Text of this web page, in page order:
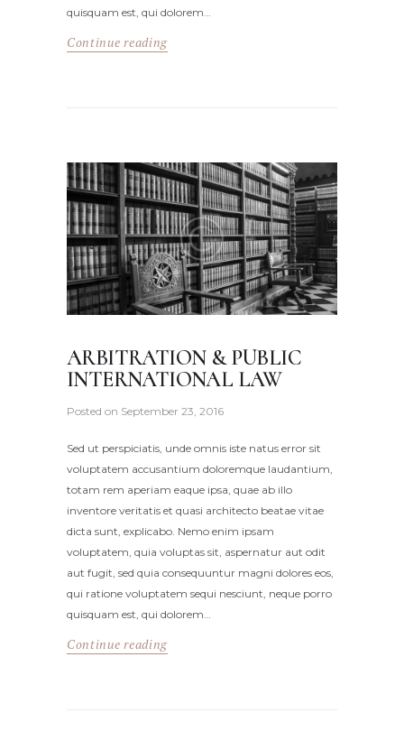
quisquam est, qui dolorem…
Continue reading
ARBITRATION & PUBLIC
INTERNATIONAL LAW
Posted on September 23, 2016
Sed ut perspiciatis, unde omnis iste natus error sit
voluptatem accusantium doloremque laudantium,
totam rem aperiam eaque ipsa, quae ab illo
inventore veritatis et quasi architecto beatae vitae
dicta sunt, explicabo. Nemo enim ipsam
voluptatem, quia voluptas sit, aspernatur aut odit
aut fugit, sed quia consequuntur magni dolores eos,
qui ratione voluptatem sequi nesciunt, neque porro
quisquam est, qui dolorem…
Continue reading